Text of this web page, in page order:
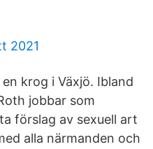
2021
krog i Växjö. Ibland
jobbar som
förslag av sexuell art
alla närmanden och